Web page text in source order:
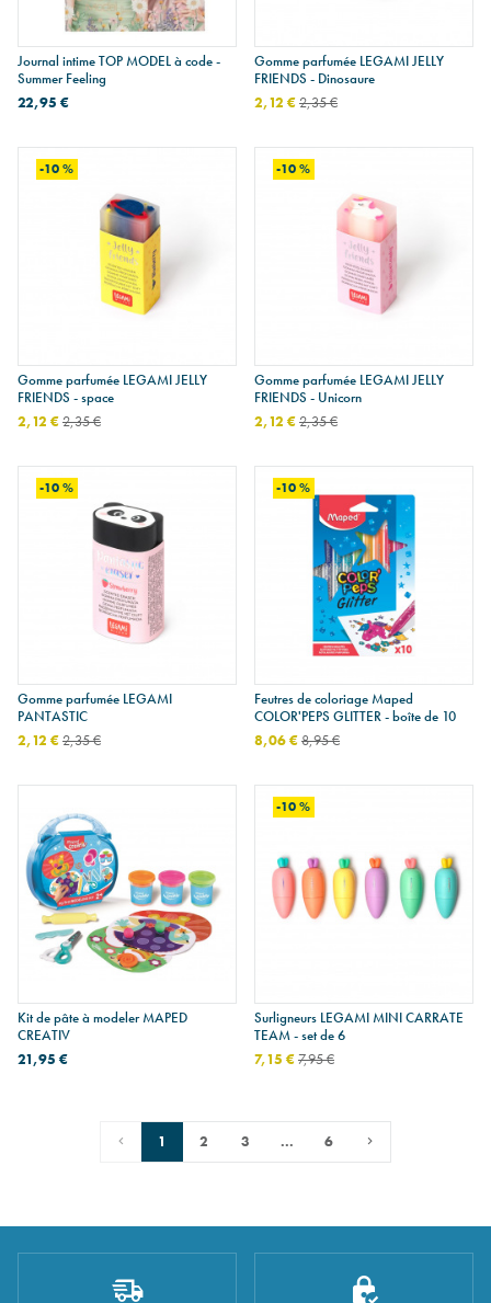
Journal intime TOP MODEL à code -
Summer Feeling
22,95 €
Gomme parfumée LEGAMI JELLY
FRIENDS - Dinosaure
2,12 €2,35 €
-10 %
Gomme parfumée LEGAMI JELLY
FRIENDS - space
2,12 €2,35 €
-10 %
Gomme parfumée LEGAMI JELLY
FRIENDS - Unicorn
2,12 €2,35 €
-10 %
Gomme parfumée LEGAMI
PANTASTIC
2,12 €2,35 €
-10 %
Feutres de coloriage Maped
COLOR'PEPS GLITTER - boîte de 10
8,06 €8,95 €
Kit de pâte à modeler MAPED
CREATIV
21,95 €
-10 %
Surligneurs LEGAMI MINI CARRATE
TEAM - set de 6
7,15 €7,95 €
1 2 3 ... 6